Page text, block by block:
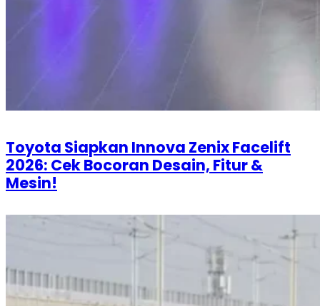
Toyota Siapkan Innova Zenix Facelift
2026: Cek Bocoran Desain, Fitur &
Mesin!